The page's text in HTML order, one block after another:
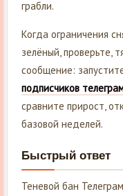
грабли.
Когда ограничения
зелёный, проверьте,
сообщение:
подписчиков
сравните прирост,
базовой неделей.
Быстрый ответ
Теневой бан